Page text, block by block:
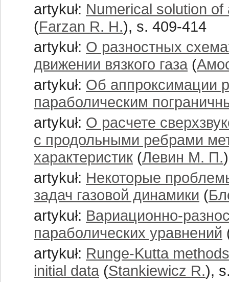
artykuł: Numerical solution
(Farzan R. H.), s. 409-414
artykuł: О разностных
движении вязкого газа (
artykuł: Об аппроксимации
параболическим
artykuł: О расчете
с продольными ребрами
характеристик (Левин М. П.
artykuł: Некоторые
задач газовой динамики (
artykuł: Вариационно-
параболических уравнений
artykuł: Runge-Kutta
initial data (Stankiewicz R.),